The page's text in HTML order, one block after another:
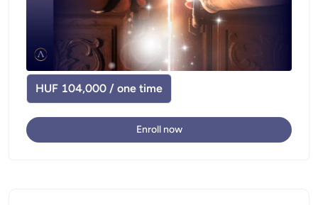
HUF 104,000 / one time
Enroll now